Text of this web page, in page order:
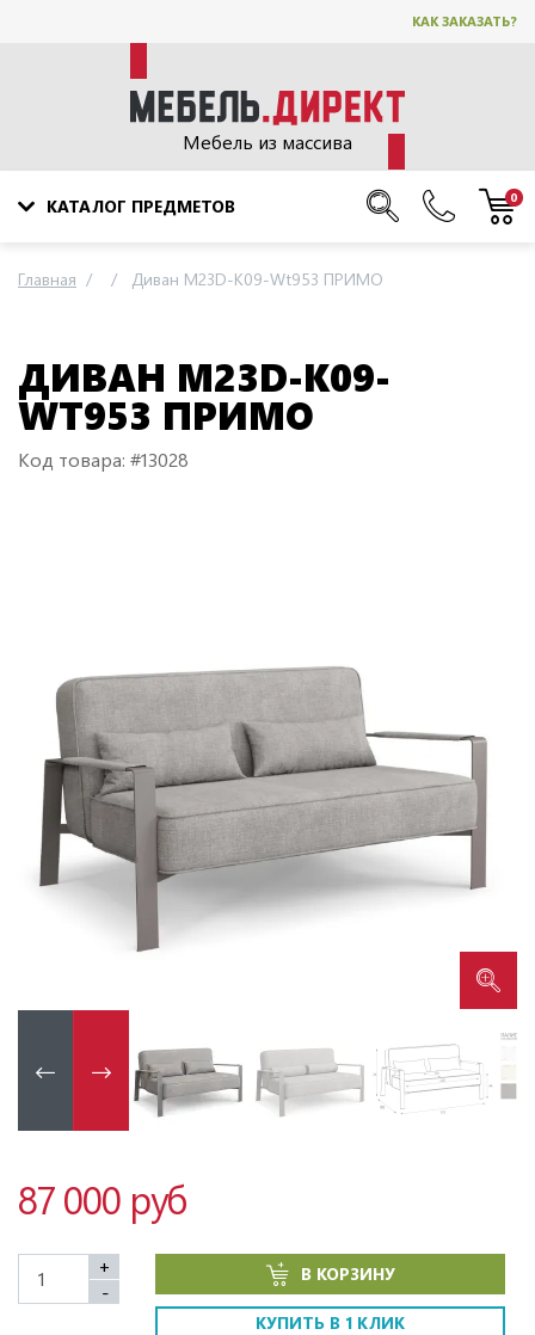
КАК ЗАКАЗАТЬ?
Мебель из массива
КАТАЛОГ ПРЕДМЕТОВ 0
Главная Диван M23D-K09-Wt953 ПРИМО
ДИВАН M23D-K09-
WT953 ПРИМО
Код товара: #13028
87 000 руб
+
-
В КОРЗИНУ
КУПИТЬ В 1 КЛИК